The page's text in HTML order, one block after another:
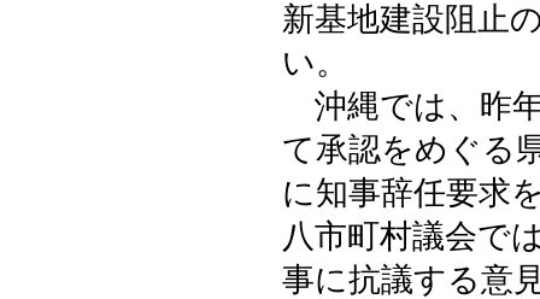
新基地建設阻止
い。
沖縄では、昨
て承認をめぐる
に知事辞任要求
八市町村議会で
事に抗議する意